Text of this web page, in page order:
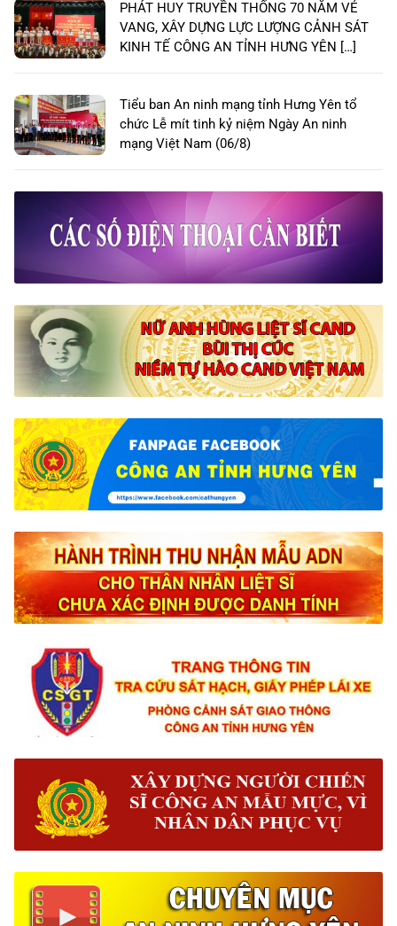
PHÁT HUY TRUYỀN THỐNG 70 NĂM VẺ
VANG, XÂY DỰNG LỰC LƯỢNG CẢNH SÁT
KINH TẾ CÔNG AN TỈNH HƯNG YÊN […]
Tiểu ban An ninh mạng tỉnh Hưng Yên tổ
chức Lễ mít tinh kỷ niệm Ngày An ninh
mạng Việt Nam (06/8)